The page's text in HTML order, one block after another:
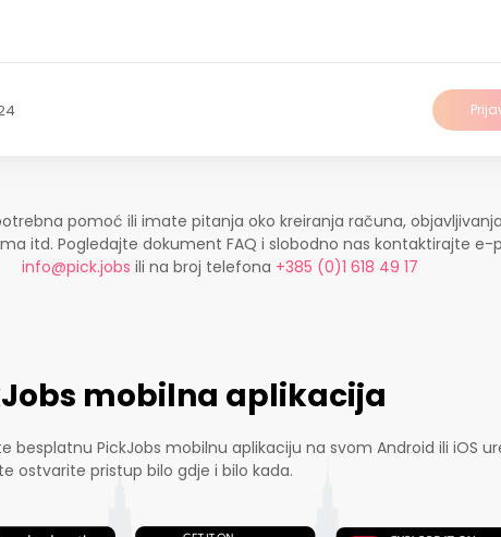
pomoć ili imate pitanja oko kreiranja računa,
itd. Pogledajte dokument FAQ i slobodno nas kontaktirajte e-
info@pick.jobs ili na broj telefona +385 (0)1 618 49 17
mobilna aplikacija
besplatnu PickJobs mobilnu aplikaciju na svom Android ili iOS
ostvarite pristup bilo gdje i bilo kada.